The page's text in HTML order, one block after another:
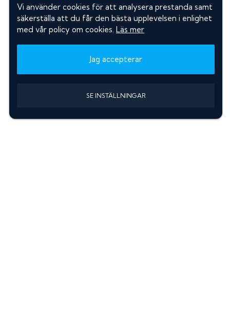
Vi använder cookies för att analysera prestanda samt
säkerställa att du får den bästa upplevelsen i enlighet
med vår policy om cookies. Läs mer
Jag accepterar
SE INSTÄLLNINGAR